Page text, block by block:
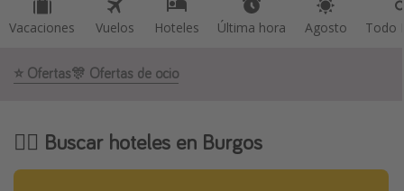
Vacaciones Vuelos Hoteles Última hora Agosto Todo
Viajes
Tenerife
⭐️ Ofertas🎊 Ofertas de ocio
🕵️‍♀️ Buscar hoteles en Burgos